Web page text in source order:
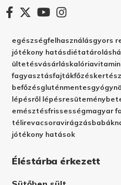
egészségfelhasználásgyors
jótékony hatásdiétatárolás
ültetésvásárláskalóriavitamin
fagyasztásfajtákfőzés
befőzésgluténmentes
lépésről lépésresütemény
emésztésfrissességmagyar
télirevacsoravirágzás
jótékony hatások
Éléstárba érkezett